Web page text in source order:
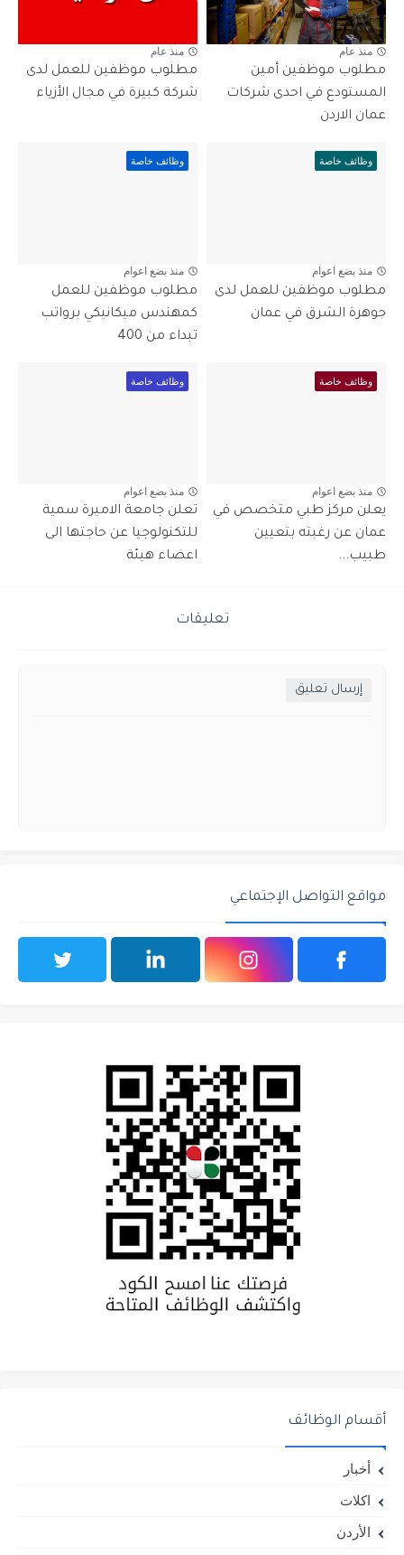
منذ عام
مطلوب موظفين أمين
المستودع في احدى شركات
عمان الاردن
منذ عام
مطلوب موظفين للعمل لدى
شركة كبيرة في مجال الأزياء
وظائف خاصة
منذ بضع اعوام
مطلوب موظفين للعمل لدى
جوهرة الشرق في عمان
وظائف خاصة
منذ بضع اعوام
مطلوب موظفين للعمل
كمهندس ميكانيكي برواتب
تبداء من 400
وظائف خاصة
منذ بضع اعوام
يعلن مركز طبي متخصص في
عمان عن رغبته بتعيين
طبيب...
وظائف خاصة
منذ بضع اعوام
تعلن جامعة الاميرة سمية
للتكنولوجيا عن حاجتها الى
اعضاء هيئة
تعليقات
إرسال تعليق
مواقع التواصل الإجتماعي
أقسام الوظائف
أخبار
اكلات
الأردن